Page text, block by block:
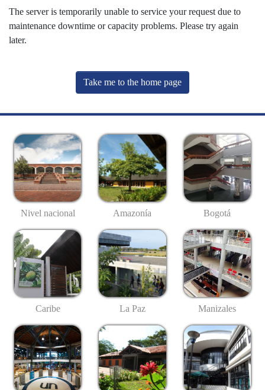
The server is temporarily unable to service your request due to
maintenance downtime or capacity problems. Please try again
later.
Take me to the home page
Nivel nacional Amazonía Bogotá
Caribe La Paz Manizales